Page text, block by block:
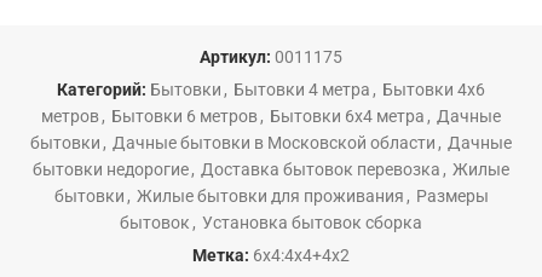
Артикул: 0011175
Категорий: Бытовки , Бытовки 4 метра , Бытовки 4х6
метров, Бытовки 6 метров, Бытовки 6х4 метра , Дачные
бытовки , Дачные бытовки в Московской области , Дачные
бытовки недорогие, Доставка бытовок перевозка , Жилые
бытовки , Жилые бытовки для проживания , Размеры
бытовок , Установка бытовок сборка
Метка: 6х4:4х4+4х2